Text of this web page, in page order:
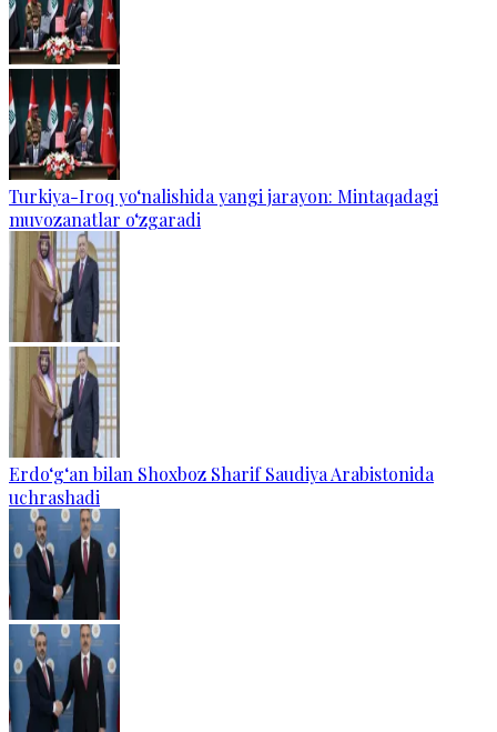
Turkiya-Iroq yo‘nalishida yangi jarayon: Mintaqadagi
muvozanatlar o‘zgaradi
Erdo‘g‘an bilan Shoxboz Sharif Saudiya Arabistonida
uchrashadi